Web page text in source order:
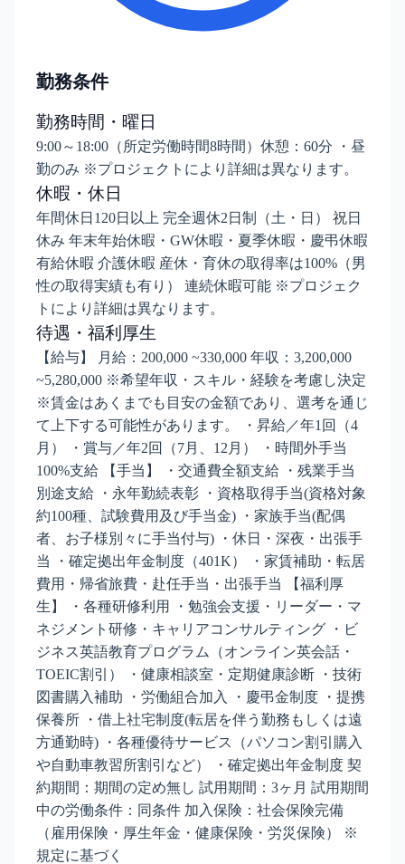
勤務条件
勤務時間・曜日
9:00～18:00（所定労働時間8時間）休憩：60分 ・昼
勤のみ ※プロジェクトにより詳細は異なります。
休暇・休日
年間休日120日以上 完全週休2日制（土・日） 祝日
休み 年末年始休暇・GW休暇・夏季休暇・慶弔休暇
有給休暇 介護休暇 産休・育休の取得率は100%（男
性の取得実績も有り） 連続休暇可能 ※プロジェク
トにより詳細は異なります。
待遇・福利厚生
【給与】 月給：200,000 ~330,000 年収：3,200,000
~5,280,000 ※希望年収・スキル・経験を考慮し決定
※賃金はあくまでも目安の金額であり、選考を通じ
て上下する可能性があります。 ・昇給／年1回（4
月） ・賞与／年2回（7月、12月） ・時間外手当
100%支給 【手当】 ・交通費全額支給 ・残業手当
別途支給 ・永年勤続表彰 ・資格取得手当(資格対象
約100種、試験費用及び手当金) ・家族手当(配偶
者、お子様別々に手当付与) ・休日・深夜・出張手
当 ・確定拠出年金制度（401K） ・家賃補助・転居
費用・帰省旅費・赴任手当・出張手当 【福利厚
生】 ・各種研修利用 ・勉強会支援・リーダー・マ
ネジメント研修・キャリアコンサルティング ・ビ
ジネス英語教育プログラム（オンライン英会話・
TOEIC割引） ・健康相談室・定期健康診断 ・技術
図書購入補助 ・労働組合加入 ・慶弔金制度 ・提携
保養所 ・借上社宅制度(転居を伴う勤務もしくは遠
方通勤時) ・各種優待サービス（パソコン割引購入
や自動車教習所割引など） ・確定拠出年金制度 契
約期間：期間の定め無し 試用期間：3ヶ月 試用期間
中の労働条件：同条件 加入保険：社会保険完備
（雇用保険・厚生年金・健康保険・労災保険） ※
規定に基づく